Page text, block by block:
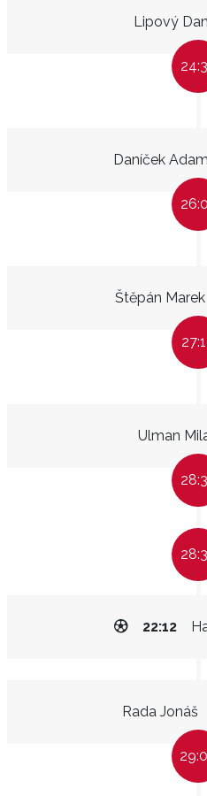
Lipový
Daníček Adam
Štěpán Marek
Ulman
22:12
Rada Jonáš